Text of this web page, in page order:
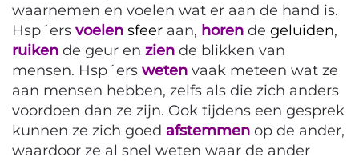
waarnemen en voelen wat er aan de hand is.
Hsp´ers voelen sfeer aan, horen de geluiden,
ruiken de geur en zien de blikken van
mensen. Hsp´ers weten vaak meteen wat ze
aan mensen hebben, zelfs als die zich anders
voordoen dan ze zijn. Ook tijdens een gesprek
kunnen ze zich goed afstemmen op de ander,
waardoor ze al snel weten waar de ander